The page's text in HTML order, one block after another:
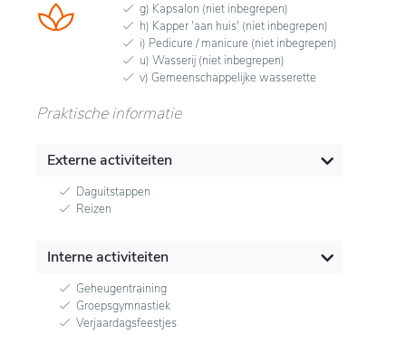
g) Kapsalon (niet inbegrepen)
h) Kapper 'aan huis' (niet inbegrepen)
i) Pedicure / manicure (niet inbegrepen)
u) Wasserij (niet inbegrepen)
v) Gemeenschappelijke wasserette
Praktische informatie
Externe activiteiten
Daguitstappen
Reizen
Interne activiteiten
Geheugentraining
Groepsgymnastiek
Verjaardagsfeestjes